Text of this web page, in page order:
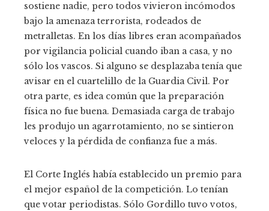
sostiene nadie, pero todos vivieron incómodos
bajo la amenaza terrorista, rodeados de
metralletas. En los días libres eran acompañados
por vigilancia policial cuando iban a casa, y no
sólo los vascos. Si alguno se desplazaba tenía que
avisar en el cuartelillo de la Guardia Civil. Por
otra parte, es idea común que la preparación
física no fue buena. Demasiada carga de trabajo
les produjo un agarrotamiento, no se sintieron
veloces y la pérdida de confianza fue a más.
El Corte Inglés había establecido un premio para
el mejor español de la competición. Lo tenían
que votar periodistas. Sólo Gordillo tuvo votos,